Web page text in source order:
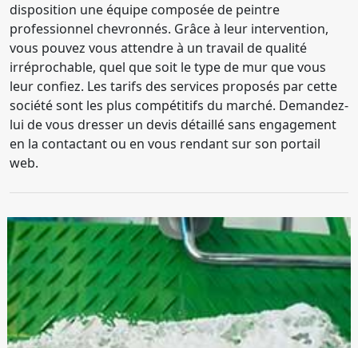
disposition une équipe composée de peintre
professionnel chevronnés. Grâce à leur intervention,
vous pouvez vous attendre à un travail de qualité
irréprochable, quel que soit le type de mur que vous
leur confiez. Les tarifs des services proposés par cette
société sont les plus compétitifs du marché. Demandez-
lui de vous dresser un devis détaillé sans engagement
en la contactant ou en vous rendant sur son portail
web.